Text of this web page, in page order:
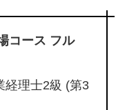
コース フル
経理士2級 (第3